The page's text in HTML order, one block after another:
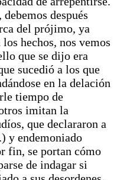
después
del prójimo, ya
hechos, nos vemos
que se dijo era
sucedió a los que
en la delación
tiempo de
imitan la
que declararon a
y endemoniado
fin, se portan cómo
de indagar si